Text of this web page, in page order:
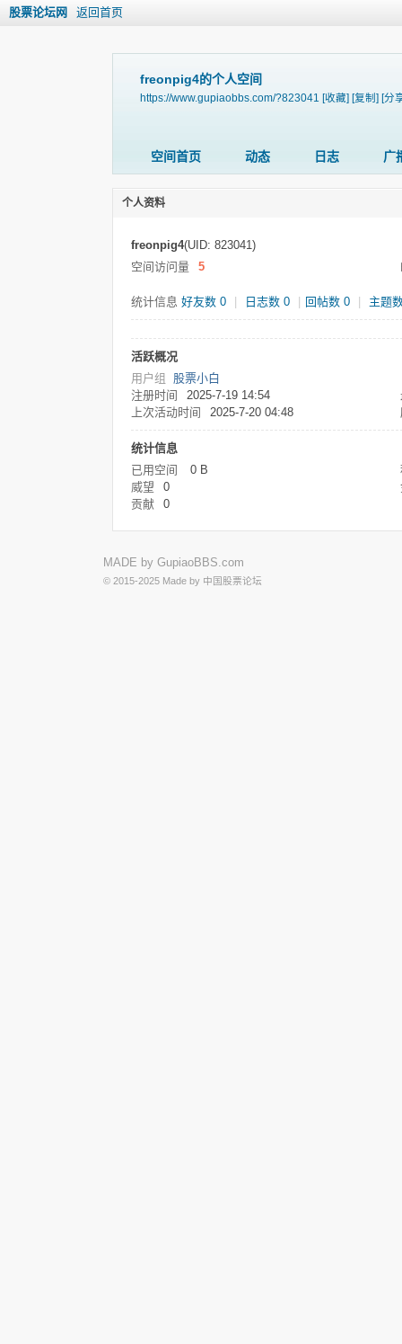
股票论坛网 返回首页
freonpig4的个人空间
https://www.gupiaobbs.com/?823041 [收藏] [复制] [分
空间首页 动态 日志 广
个人资料
freonpig4(UID: 823041)
空间访问量
5
统计信息 好友数 0 日志数 0 回帖数 0 主题
活跃概况
用户组 股票小白
注册时间
2025-7-19 14:54
上次活动时间
2025-7-20 04:48
统计信息
已用空间
0 B
威望
0
贡献
0
MADE by GupiaoBBS.com
© 2015-2025 Made by 中国股票论坛